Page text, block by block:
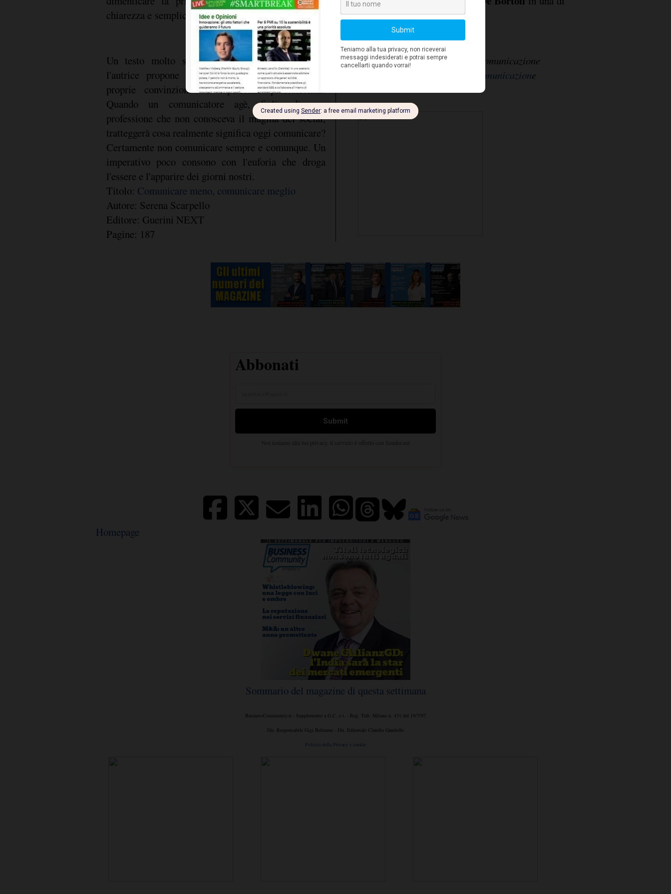
chiarezza e semplicità. Il libro dà voce alle figure che
queste.
Un testo molto soggettivo, dove sul quadro che
l'autrice propone pesano molto, forse troppo, le
proprie convinzioni ed esperienze professionali.
Quando un comunicatore agè, figlio di una
professione che non conosceva il magma del social,
tratteggerà cosa realmente significa oggi comunicare?
Certamente non comunicare sempre e comunque. Un
imperativo poco consono con l'euforia che droga
l'essere e l'apparire dei giorni nostri.
Titolo: Comunicare meno, comunicare meglio
Autore: Serena Scarpello
Editore: Guerini NEXT
Pagine: 187
@federicounnia- Consulente in comunicazione
@Aures Strategie e politiche di comunicazione
.
Homepage
Sommario del magazine di questa settimana
BusinessCommunity.it - Supplemento a G.C. e t. - Reg. Trib. Milano n. 431 del 19/7/97
Dir. Responsabile Gigi Beltrame - Dir. Editoriale Claudio Gandolfo
Politica della Privacy e cookie